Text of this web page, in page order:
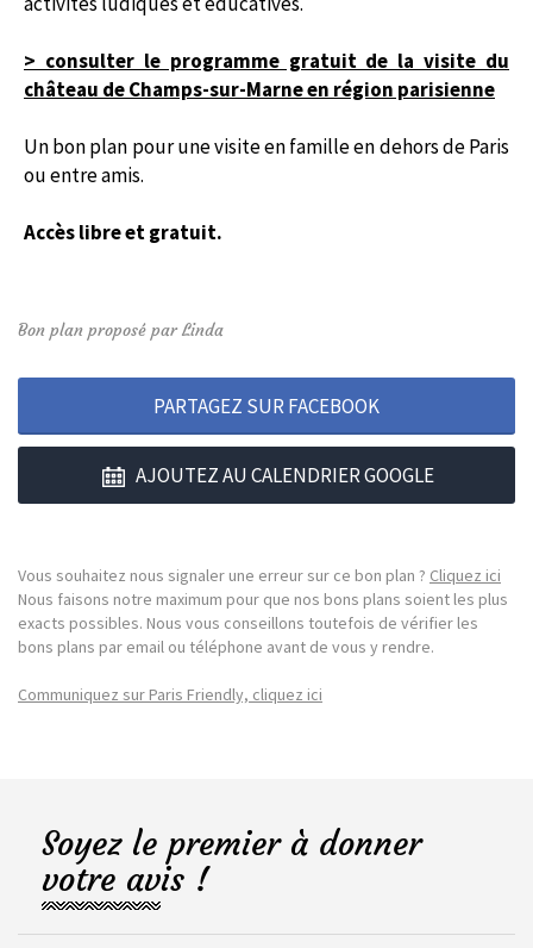
> consulter le programme gratuit de la visite du
château de Champs-sur-Marne en région parisienne
Un bon plan pour une visite en famille en dehors de Paris
ou entre amis.
Accès libre et gratuit.
Bon plan proposé par Linda
PARTAGEZ SUR FACEBOOK
AJOUTEZ AU CALENDRIER GOOGLE
Vous souhaitez nous signaler une erreur sur ce bon plan ? Cliquez ici
Nous faisons notre maximum pour que nos bons plans soient les plus
exacts possibles. Nous vous conseillons toutefois de vérifier les
bons plans par email ou téléphone avant de vous y rendre.
Communiquez sur Paris Friendly, cliquez ici
Soyez le premier à donner
votre avis !